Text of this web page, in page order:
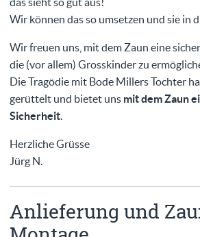
Wir können das so umsetzen und sie in
Wir freuen uns, mit dem Zaun eine
die (vor allem) Grosskinder zu
Die Tragödie mit Bode Millers Tochter
gerüttelt und bietet uns mit dem Zaun
Sicherheit.
Herzliche Grüsse
Jürg N.
Anlieferung und